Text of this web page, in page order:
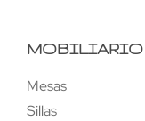
MOBILIARIO
Mesas
Sillas